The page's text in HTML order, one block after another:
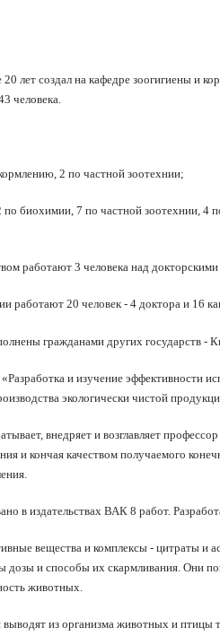
лет создал на кафедре зоогигиены и
человека.
2 по частной зоотехнии;
биохимии, 7 по частной зоотехнии, 4
работают 3 человека над
работают 20 человек - 4 доктора и 16
гражданами других государств -
и изучение эффективности
экологически чистой
внедряет и возглавляет
и кончая качеством получаемого
в издательствах ВАК 8 работ.
вещества и комплексы - цитраты и
дозы и способы их скармливания. Они
животных.
из организма животных и